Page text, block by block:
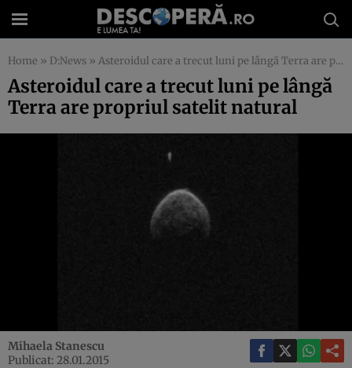
Home » D:News » Asteroidul care a trecut luni pe lângă Terra are propriul satelit natural
Asteroidul care a trecut luni pe lângă
Terra are propriul satelit natural
Mihaela Stanescu
Publicat: 28.01.2015